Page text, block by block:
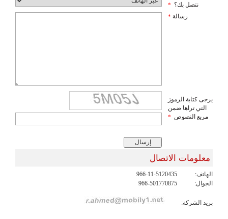
نتصل بك؟ *
رسالة *
يرجى كتابة الرموز
التي تراها ضمن
مربع النصوص *
معلومات الاتصال
الهاتف:
966-11-5120435
الجوال:
966-501770875
بريد الشركة: